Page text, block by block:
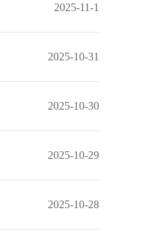
2025-11-1
2025-10-31
2025-10-30
2025-10-29
2025-10-28